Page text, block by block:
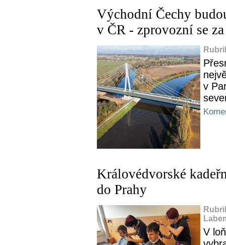
Východní Čechy
v ČR - zprovozní se
v
Královédvorské
do Prahy
V